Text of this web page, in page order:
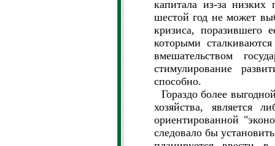
капитала из-за
шестой год не может
кризиса, поразившего
которыми
вмешательством
стимулирование
способно.
Гораздо более
хозяйства, является
ориентированной
следовало бы